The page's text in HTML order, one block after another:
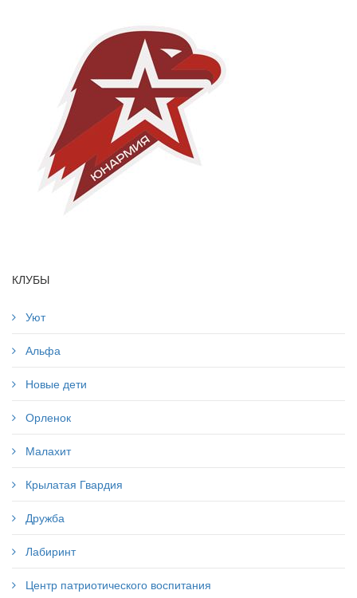
КЛУБЫ
Уют
Альфа
Новые дети
Орленок
Малахит
Крылатая Гвардия
Дружба
Лабиринт
Центр патриотического воспитания